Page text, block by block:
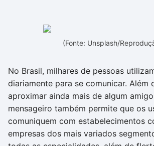
(Fonte: Unsplash/
No Brasil, milhares de pessoas
diariamente para se comunicar. Além
aproximar ainda mais de algum
mensageiro também permite que os
comuniquem com estabelecimentos
empresas dos mais variados